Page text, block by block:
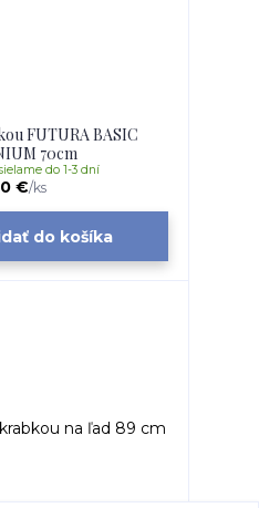
FUTURA BASIC
70cm
€/ks
do 1-3 dní
do košíka